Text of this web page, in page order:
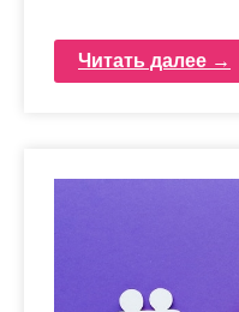
Читать далее →